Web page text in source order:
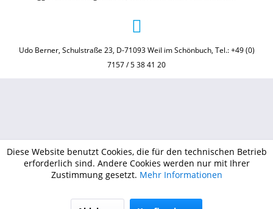
Udo Berner, Schulstraße 23, D-71093 Weil im Schönbuch, Tel.: +49 (0)
7157 / 5 38 41 20
Diese Website benutzt Cookies, die für den technischen Betrieb
erforderlich sind. Andere Cookies werden nur mit Ihrer
Zustimmung gesetzt. Mehr Informationen